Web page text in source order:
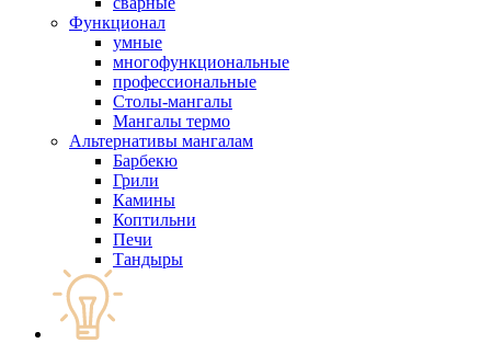
Функционал
умные
многофункциональные
профессиональные
Столы-мангалы
Мангалы термо
Альтернативы мангалам
Барбекю
Грили
Камины
Коптильни
Печи
Тандыры